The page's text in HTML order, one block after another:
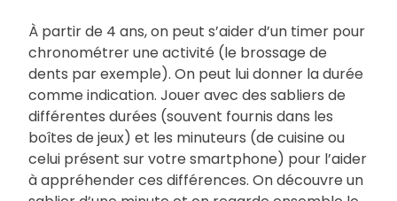
À partir de 4 ans, on peut s’aider d’un timer pour
chronométrer une activité (le brossage de
dents par exemple). On peut lui donner la durée
comme indication. Jouer avec des sabliers de
différentes durées (souvent fournis dans les
boîtes de jeux) et les minuteurs (de cuisine ou
celui présent sur votre smartphone) pour l’aider
à appréhender ces différences. On découvre un